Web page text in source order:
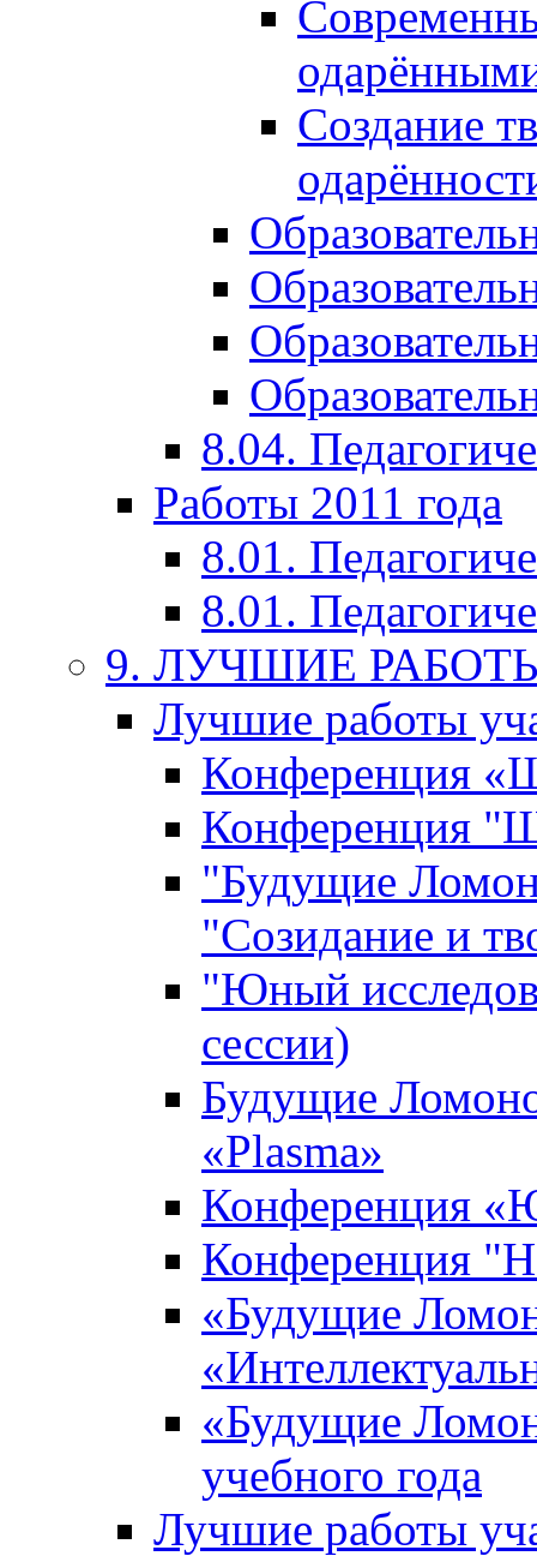
Создание
8.04.
Работы 2011 года
8.01.
8.01.
9. ЛУЧШИЕ
Лучшие работы
Конференция
Конференция
"Будущие
"Созидание и
"Юный
сессии)
Будущие
«Plasma»
Конференция
Конференция
«Будущие
«Будущие
учебного года
Лучшие работы